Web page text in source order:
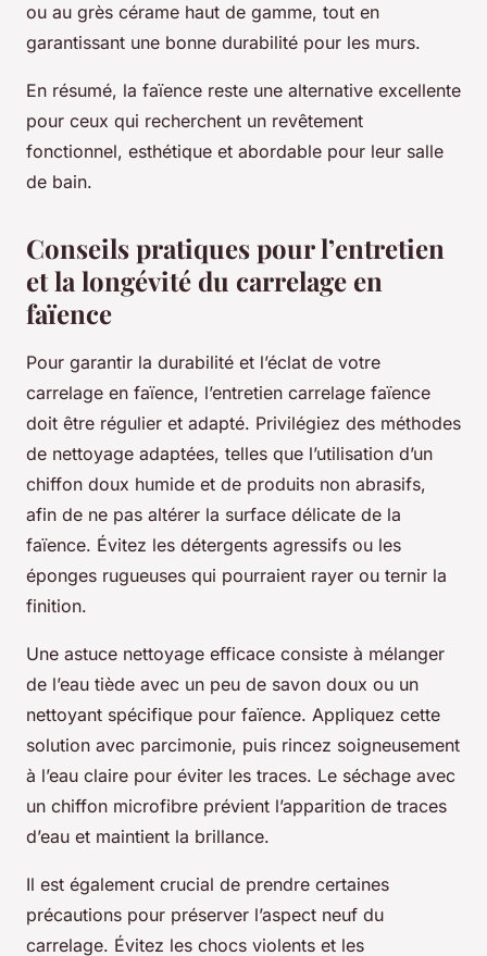
ou au grès cérame haut de gamme, tout en
garantissant une bonne durabilité pour les murs.
En résumé, la faïence reste une alternative excellente
pour ceux qui recherchent un revêtement
fonctionnel, esthétique et abordable pour leur salle
de bain.
Conseils pratiques pour l’entretien
et la longévité du carrelage en
faïence
Pour garantir la durabilité et l’éclat de votre
carrelage en faïence, l’entretien carrelage faïence
doit être régulier et adapté. Privilégiez des méthodes
de nettoyage adaptées, telles que l’utilisation d’un
chiffon doux humide et de produits non abrasifs,
afin de ne pas altérer la surface délicate de la
faïence. Évitez les détergents agressifs ou les
éponges rugueuses qui pourraient rayer ou ternir la
finition.
Une astuce nettoyage efficace consiste à mélanger
de l’eau tiède avec un peu de savon doux ou un
nettoyant spécifique pour faïence. Appliquez cette
solution avec parcimonie, puis rincez soigneusement
à l’eau claire pour éviter les traces. Le séchage avec
un chiffon microfibre prévient l’apparition de traces
d’eau et maintient la brillance.
Il est également crucial de prendre certaines
précautions pour préserver l’aspect neuf du
carrelage. Évitez les chocs violents et les